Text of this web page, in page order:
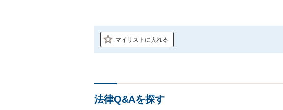
マイリストに入れる
法律Q&Aを探す